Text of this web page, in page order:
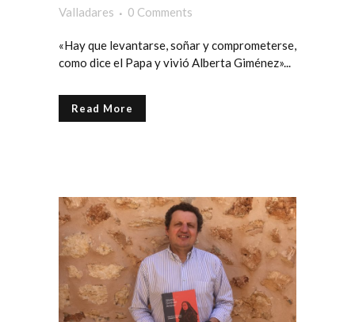
Valladares
0 Comments
«Hay que levantarse, soñar y comprometerse,
como dice el Papa y vivió Alberta Giménez»...
Read More